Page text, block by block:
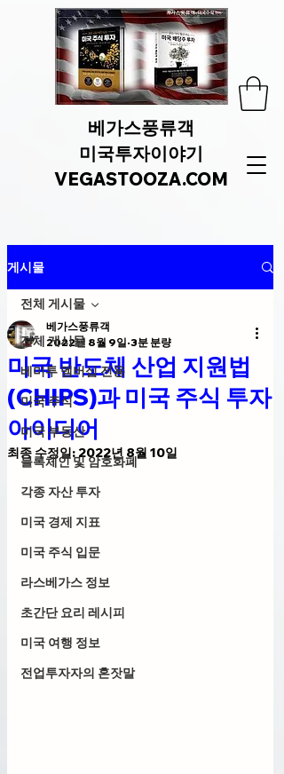
베가스풍류객
미국투자이야기
VEGASTOOZA.COM
게시물
전체 게시물
베미투 멤버십 전용
미국 주식
미국 부동산
블록체인 및 암호화폐
각종 자산 투자
미국 경제 지표
미국 주식 입문
라스베가스 정보
초간단 요리 레시피
미국 여행 정보
전업투자자의 혼잣말
전체 게시물
미국 반도체 산업 지원법
(CHIPS)과 미국 주식 투자
아이디어
베가스풍류객
2022년 8월 9일 3분 분량
최종 수정일:2022년 8월 10일